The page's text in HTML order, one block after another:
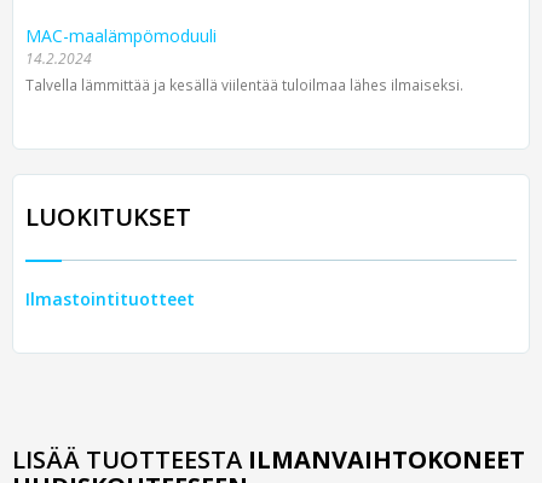
MAC-maalämpömoduuli
14.2.2024
Talvella lämmittää ja kesällä viilentää tuloilmaa lähes ilmaiseksi.
LUOKITUKSET
Ilmastointituotteet
LISÄÄ TUOTTEESTA ILMANVAIHTOKONEET